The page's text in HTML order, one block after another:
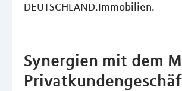
DEUTSCHLAND.Immobilien.
Synergien mit dem